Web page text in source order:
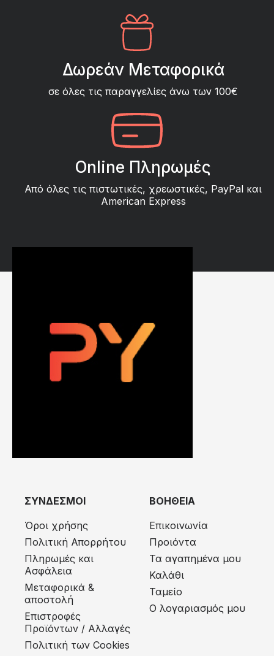
Δωρεάν Μεταφορικά
σε όλες τις παραγγελίες άνω των 100€
Online Πληρωμές
Από όλες τις πιστωτικές, χρεωστικές, PayPal και
American Express
ΣΥΝΔΕΣΜΟΙ
Όροι χρήσης
Πολιτική Απορρήτου
Πληρωμές και
Ασφάλεια
Μεταφορικά &
αποστολή
Eπιστροφές
Προϊόντων / Αλλαγές
Πολιτική των Cookies
ΒΟΗΘΕΙΑ
Επικοινωνία
Προιόντα
Τα αγαπημένα μου
Καλάθι
Ταμείο
Ο λογαριασμός μου